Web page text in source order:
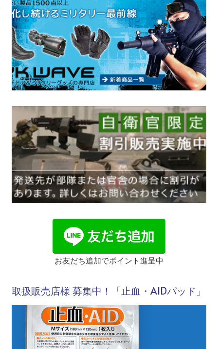
お友だち追加でポイント進呈中
取扱販売店様 募集中！「止血・AIDパッド」